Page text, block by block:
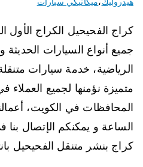
كراج الفحيحيل الكراج
جميع أنواع السيارات الحديثة
الرياضية، خدمة سيارات
متميزة نؤمنها لجميع
الساعة و يمكنكم الإتصال
كراج بنشر متنقل الفحيحيل